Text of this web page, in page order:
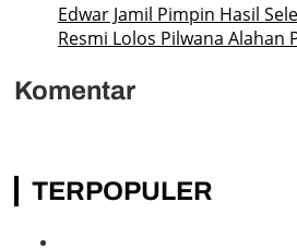
Edwar Jamil Pimpin Hasil
Resmi Lolos Pilwana Alahan
Komentar
TERPOPULER